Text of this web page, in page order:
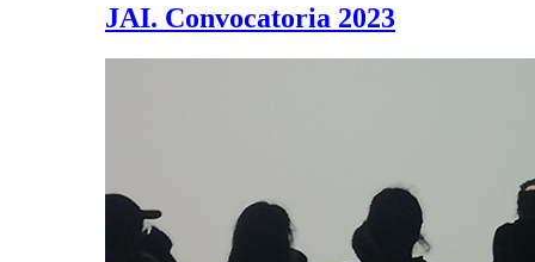
JAI. Convocatoria 2023